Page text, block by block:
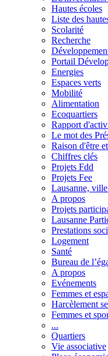
Hautes écoles
Liste des
Scolarité
Recherche
Portail
Energies
Espaces verts
Mobilité
Alimentation
Ecoquartiers
Rapport
Le mot des
Raison d'être
Chiffres clés
Projets Fdd
Projets Fee
Lausanne,
A propos
Projets
Lausanne
Prestations
Logement
Santé
Bureau de
A propos
Evénements
Femmes et
Harcèlement
Femmes et
...
Quartiers
Vie associative